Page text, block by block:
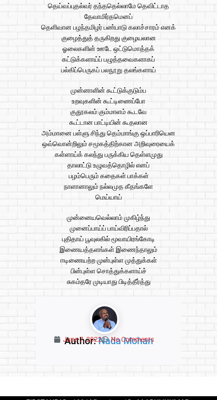
தெய்வப்புதல்வர் தந்ததெல்லாமே தெவிட்டாத
தேவாமிர்தமெனப்
தெளிவான பழந்தமிழர் பண்பாடு கலாச்சாரம் எனக்
குழைத்துத் தருகிறது குழையலான
ஓலைகளின் ஊடே ஒட்டுமொத்தக்
கட்டுக்களாய்ப் பழுத்தவைகளாகப்
பல்கிப்பெருகப் பலநூறு தலங்களாய்
முன்னாளின் கூட்டுக்குடும்ப
உறவுகளின் கூட்டிணைப்போ
குதூகலம் கும்மாளம் கூடவே
கூட்டான பாட்டியின் கூதலான
அம்மானை பள்ளு சிந்து தெம்மாங்கு ஒப்பாரியென
ஒவ்வொன்றிலும் சமூகத்திற்கான அறிவுரையைக்
கள்ளாய்க் கலந்து பருக்கிய தெள்ளமுது
தாலாட்டு உழுவத்தொழில் எனப்
பழம்பெரும் கதைகள் பாக்கள்
நாளானாலும் நல்லமுத கீதங்களே
மெய்யாய்
முன்னையவெல்லாம் முகிழ்ந்து
முனைப்பாய்ப் பாய்விரிப்பதால்
புதிதாய் பூவுலகில் மூவாயிரங்கோடி
இணையத்தளங்கள் இணைந்தாலும்
ஈடிணையற்ற முன்புள்ள முத்துக்கள்
பின்புள்ள சொத்துக்களாய்ச்
சுகம்தரே முடியாது பிடித்தீர்த்து
Author:Nada Mohan
June 7, 2022 No Comments